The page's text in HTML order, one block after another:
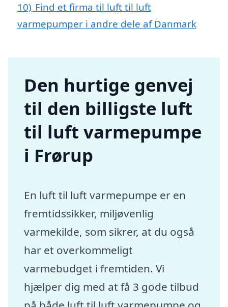
10) Find et firma til luft til luft
varmepumper i andre dele af Danmark
Den hurtige genvej
til den billigste luft
til luft varmepumpe
i Frørup
En luft til luft varmepumpe er en
fremtidssikker, miljøvenlig
varmekilde, som sikrer, at du også
har et overkommeligt
varmebudget i fremtiden. Vi
hjælper dig med at få 3 gode tilbud